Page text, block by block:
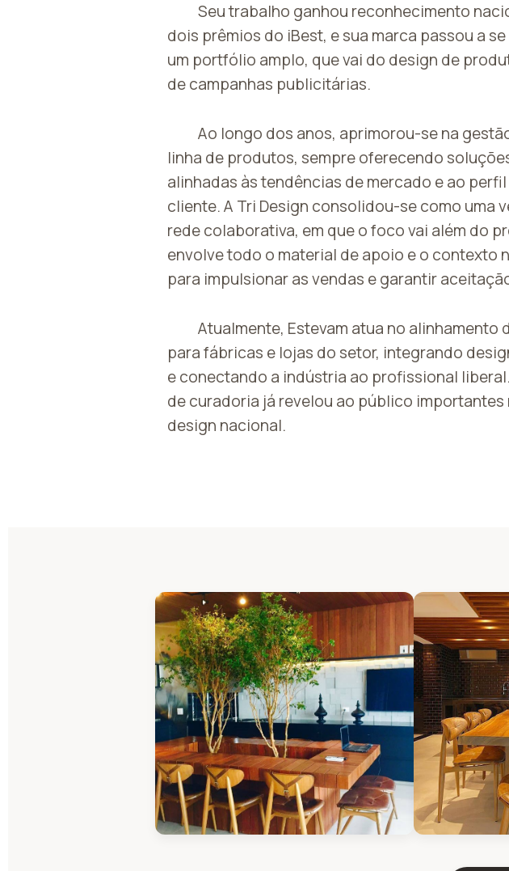
Seu trabalho ganhou reconhecimento
dois prêmios do iBest, e sua marca passou a
um portfólio amplo, que vai do design de
de campanhas publicitárias.
Ao longo dos anos, aprimorou-se na
linha de produtos, sempre oferecendo
alinhadas às tendências de mercado e ao
cliente. A Tri Design consolidou-se como uma
rede colaborativa, em que o foco vai além do
envolve todo o material de apoio e o contexto
para impulsionar as vendas e garantir
Atualmente, Estevam atua no alinhamento
para fábricas e lojas do setor, integrando
e conectando a indústria ao profissional
de curadoria já revelou ao público importantes
design nacional.